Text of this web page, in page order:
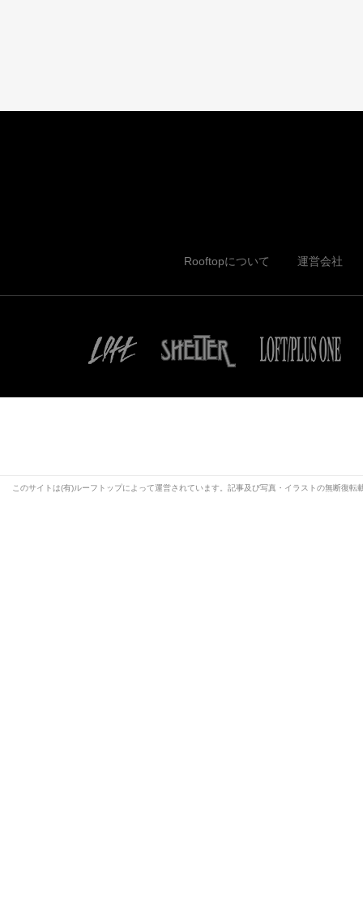
Rooftopについて 運営会社
このサイトは(有)ルーフトップによって運営されています。記事及び写真・イラストの無断復転